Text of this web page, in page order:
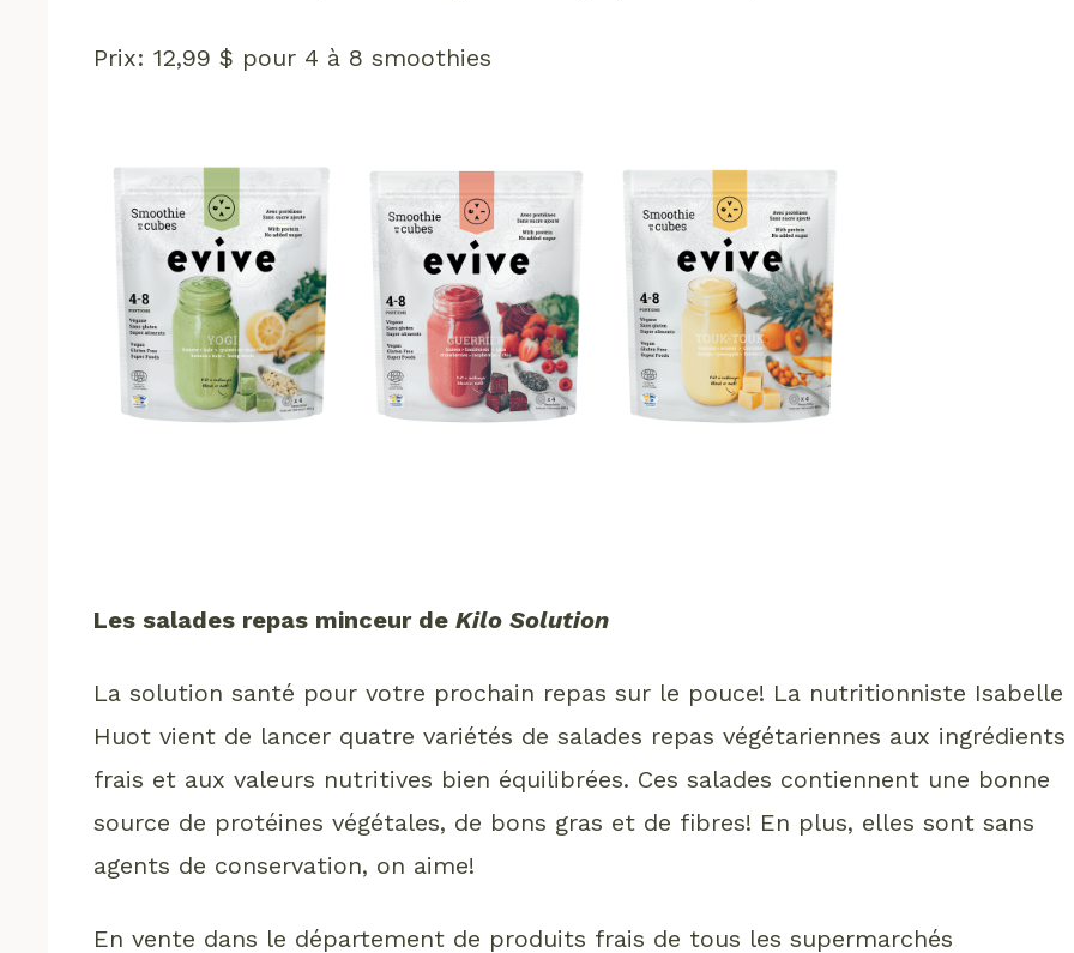
Prix: 12,99 $ pour 4 à 8 smoothies
Les salades repas minceur deKilo Solution
La solution santé pour votre prochain repas sur le pouce! La nutritionniste Isabelle
Huot vient de lancer quatre variétés de salades repas végétariennes aux ingrédients
frais et aux valeurs nutritives bien équilibrées. Ces salades contiennent une bonne
source de protéines végétales, de bons gras et de fibres! En plus, elles sont sans
agents de conservation, on aime!
En vente dans le département de produits frais de tous les supermarchés